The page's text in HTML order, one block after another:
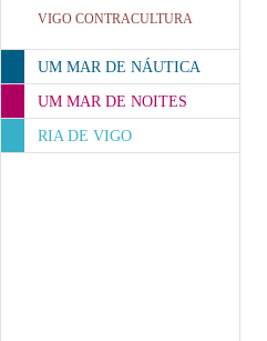
VIGO CONTRACULTURA
UM MAR DE NÁUTICA
UM MAR DE NOITES
RIA DE VIGO